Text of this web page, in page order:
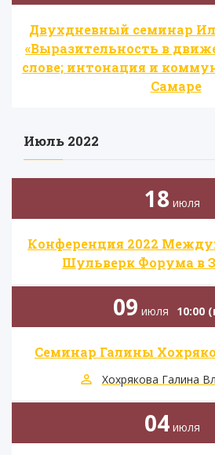
Двухдневный семинар
«Выразительность в
слове; интонация и
Самаре
Июль 2022
18 июля
Конференция 2022
Шульверк Форума в
09 июля 10:00
Семинар Галины
Хохрякова Галина
04 июля